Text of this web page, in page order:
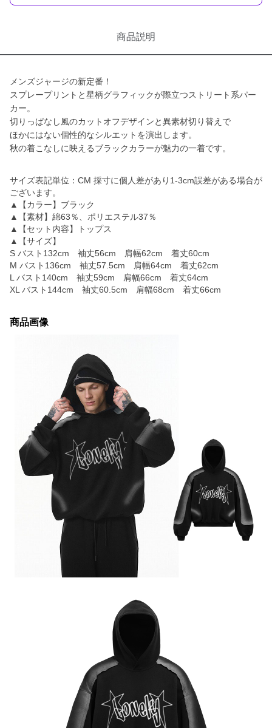
商品説明
メンズジャージの新定番！
スプレープリントと星柄グラフィックが際立つストリート系パー
カー。
切りっぱなし風のカットオフデザインと異素材切り替えで
ほかにはない個性的なシルエットを演出します。
秋の着こなしに映えるブラックカラーが魅力の一着です。
サイズ表記単位：CM 採寸に個人差があり1-3cm誤差がある場合が
ございます。
▲【カラー】ブラック
▲【素材】綿63％、ポリエステル37％
▲【セット内容】トップス
▲【サイズ】
S バスト132cm 袖丈56cm 肩幅62cm 着丈60cm
M バスト136cm 袖丈57.5cm 肩幅64cm 着丈62cm
L バスト140cm 袖丈59cm 肩幅66cm 着丈64cm
XL バスト144cm 袖丈60.5cm 肩幅68cm 着丈66cm
商品画像